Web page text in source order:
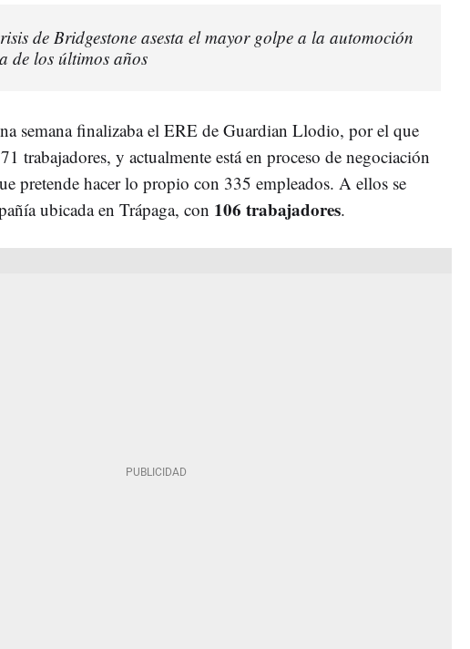
de Bridgestone asesta el mayor golpe a la automoción
de los últimos años
semana finalizaba el ERE de Guardian Llodio, por el que
trabajadores, y actualmente está en proceso de negociación
pretende hacer lo propio con 335 empleados. A ellos se
ubicada en Trápaga, con 106 trabajadores.